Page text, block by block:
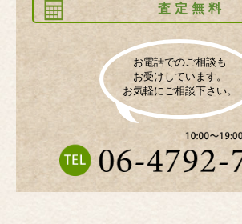
査定無料
お電話でのご相談も
お受けしています。
お気軽にご相談下さい。